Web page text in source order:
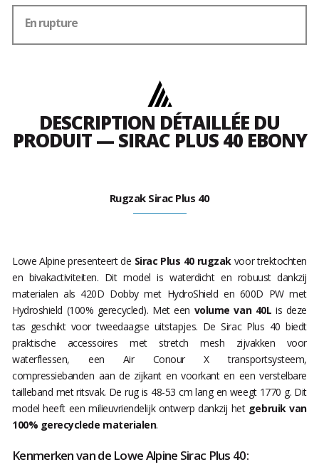
En rupture
DESCRIPTION DÉTAILLÉE DU
PRODUIT — SIRAC PLUS 40 EBONY
Rugzak Sirac Plus 40
Lowe Alpine presenteert de Sirac Plus 40 rugzakvoor trektochten
en bivakactiviteiten. Dit model is waterdicht en robuust dankzij
materialen als 420D Dobby met HydroShield en 600D PW met
Hydroshield (100% gerecycled). Met een volume van 40L is deze
tas geschikt voor tweedaagse uitstapjes. De Sirac Plus 40 biedt
praktische accessoires met stretch mesh zijvakken voor
waterflessen, een Air Conour X transportsysteem,
compressiebanden aan de zijkant en voorkant en een verstelbare
tailleband met ritsvak. De rug is 48-53 cm lang en weegt 1770 g. Dit
model heeft een milieuvriendelijk ontwerp dankzij het gebruik van
100% gerecyclede materialen.
Kenmerken van de Lowe Alpine Sirac Plus 40: